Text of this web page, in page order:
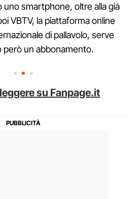
smartphone, oltre alla già
VBTV, la piattaforma online
di pallavolo, serve
però un abbonamento.
su Fanpage.it